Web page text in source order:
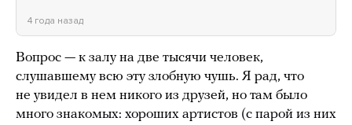
4 года назад
Вопрос — к залу на две тысячи человек,
слушавшему всю эту злобную чушь. Я рад, что
не увидел в нем никого из друзей, но там было
много знакомых: хороших артистов (с парой из них